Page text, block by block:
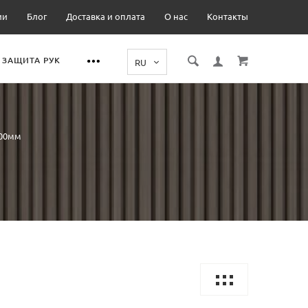
Блог Доставка и оплата О нас Контакты
ЗАЩИТА РУК